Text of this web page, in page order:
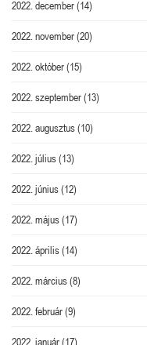
2022. december(14)
2022. november(20)
2022. október(15)
2022. szeptember(13)
2022. augusztus(10)
2022. július(13)
2022. június(12)
2022. május(17)
2022. április(14)
2022. március(8)
2022. február(9)
2022. január(17)